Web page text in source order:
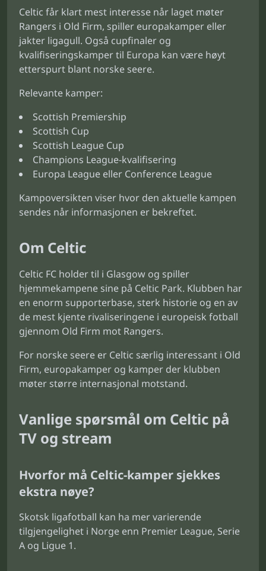
Celtic får klart mest interesse når laget møter
Rangers i Old Firm, spiller europakamper eller
jakter ligagull. Også cupfinaler og
kvalifiseringskamper til Europa kan være høyt
etterspurt blant norske seere.
Relevante kamper:
Scottish Premiership
Scottish Cup
Scottish League Cup
Champions League-kvalifisering
Europa League eller Conference League
Kampoversikten viser hvor den aktuelle kampen
sendes når informasjonen er bekreftet.
Om Celtic
Celtic FC holder til i Glasgow og spiller
hjemmekampene sine på Celtic Park. Klubben har
en enorm supporterbase, sterk historie og en av
de mest kjente rivaliseringene i europeisk fotball
gjennom Old Firm mot Rangers.
For norske seere er Celtic særlig interessant i Old
Firm, europakamper og kamper der klubben
møter større internasjonal motstand.
Vanlige spørsmål om Celtic på
TV og stream
Hvorfor må Celtic-kamper sjekkes
ekstra nøye?
Skotsk ligafotball kan ha mer varierende
tilgjengelighet i Norge enn Premier League, Serie
A og Ligue 1.